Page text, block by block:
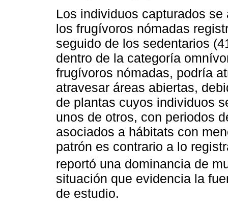
Los individuos capturados
los frugívoros nómadas
seguido de los sedentarios
dentro de la categoría
frugívoros nómadas, podría
atravesar áreas abiertas,
de plantas cuyos individuos
unos de otros, con periodos
asociados a hábitats con
patrón es contrario a lo
reportó una dominancia de
situación que evidencia la
de estudio.